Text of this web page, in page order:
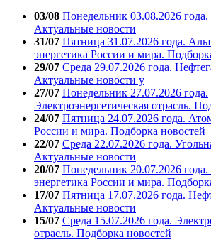
03/08 Понедельник 03.08.2026 года.
Актуальные новости
31/07 Пятница 31.07.2026 года.
энергетика России и мира.
29/07 Среда 29.07.2026 года.
Актуальные новости у
27/07 Понедельник 27.07.2026 года.
Электроэнергетическая отрасль.
24/07 Пятница 24.07.2026 года.
России и мира. Подборка новостей
22/07 Среда 22.07.2026 года.
Актуальные новости
20/07 Понедельник 20.07.2026 года.
энергетика России и мира.
17/07 Пятница 17.07.2026 года.
Актуальные новости
15/07 Среда 15.07.2026 года.
отрасль. Подборка новостей